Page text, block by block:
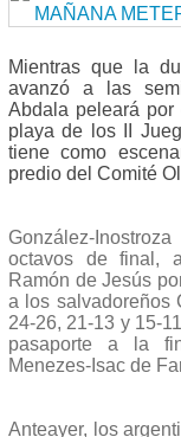
Mientras que la
avanzó a las
Abdala peleará
playa de los II
tiene como
predio del Comité
González-
octavos de final,
Ramón de Jesús
a los salvadoreños
24-26, 21-13 y 15-
pasaporte a la
Menezes-Isac de
Anteayer, los